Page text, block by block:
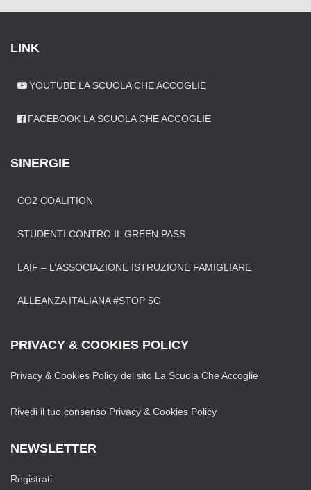
LINK
YOUTUBE LA SCUOLA CHE ACCOGLIE
FACEBOOK LA SCUOLA CHE ACCOGLIE
SINERGIE
CO2 COALITION
STUDENTI CONTRO IL GREEN PASS
LAIF – L’ASSOCIAZIONE ISTRUZIONE FAMIGLIARE
ALLEANZA ITALIANA #STOP 5G
PRIVACY & COOKIES POLICY
Privacy & Cookies Policy del sito La Scuola Che Accoglie
Rivedi il tuo consenso Privacy & Cookies Policy
NEWSLETTER
Registrati